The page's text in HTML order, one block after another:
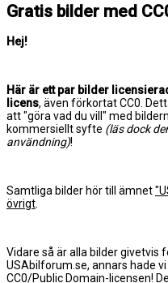
Gratis bilder med
Hej!
Här är ett par bilder
licens, även förkortat CC0.
att "göra vad du vill" med
kommersiellt syfte (läs dock
användning)!
Samtliga bilder hör till ämnet
övrigt.
Vidare så är alla bilder givetvis
USAbilforum.se, annars hade
CC0/Public Domain-licensen!